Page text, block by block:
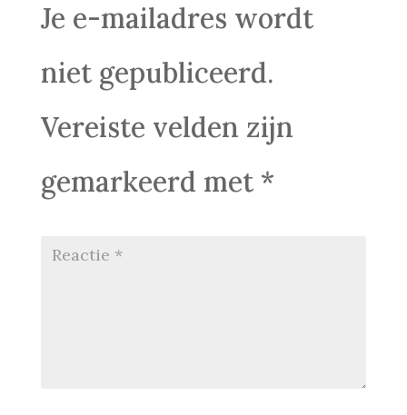
Je e-mailadres wordt
niet gepubliceerd.
Vereiste velden zijn
gemarkeerd met *